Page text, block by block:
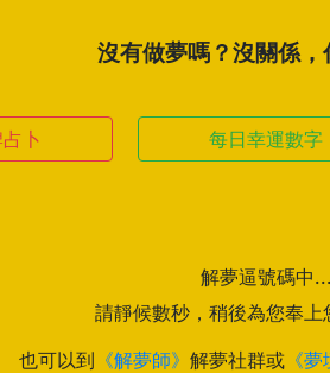
沒有做夢嗎？沒關係
卜 每日幸運數字
解夢逼號碼中...
請靜候數秒，稍後為您奉上
也可以到 《解夢師》 解夢社群或 《